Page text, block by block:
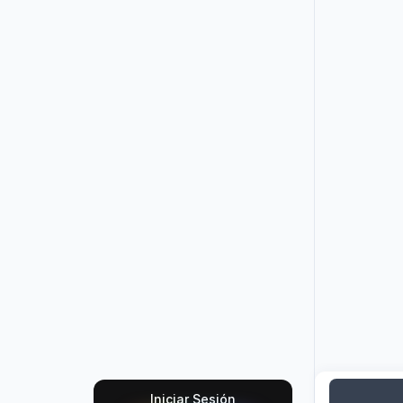
Iniciar Sesión